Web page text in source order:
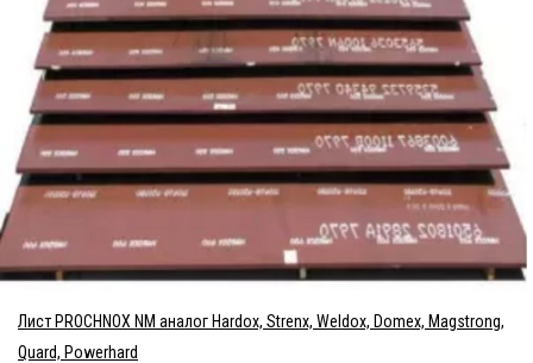
Лист PROCHNOX NM аналог Hardox, Strenx, Weldox, Domex, Magstrong,
Quard, Powerhard